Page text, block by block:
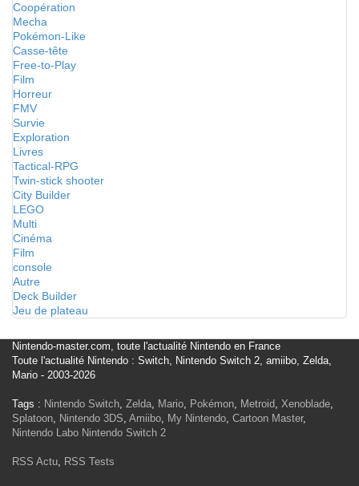
Coopération
Mecha
Pokémon-Like
Casse-tête
Free-to-Play
Film
Horreur
FMV
Survie
Exploration
Livres
Tactical-RPG
Twin-stick shooter
City Builder
LEGO
Multi
Cinéma
Film
console
Autre
Deck Builder
Jeu de plateau
Nintendo-master.com, toute l'actualité Nintendo en France
Toute l'actualité Nintendo : Switch, Nintendo Switch 2, amiibo, Zelda,
Mario - 2003-2026
Tags : Nintendo Switch, Zelda, Mario, Pokémon, Metroid, Xenoblade,
Splatoon, Nintendo 3DS, Amiibo, My Nintendo, Cartoon Master,
Nintendo Labo Nintendo Switch 2
RSS Actu, RSS Tests